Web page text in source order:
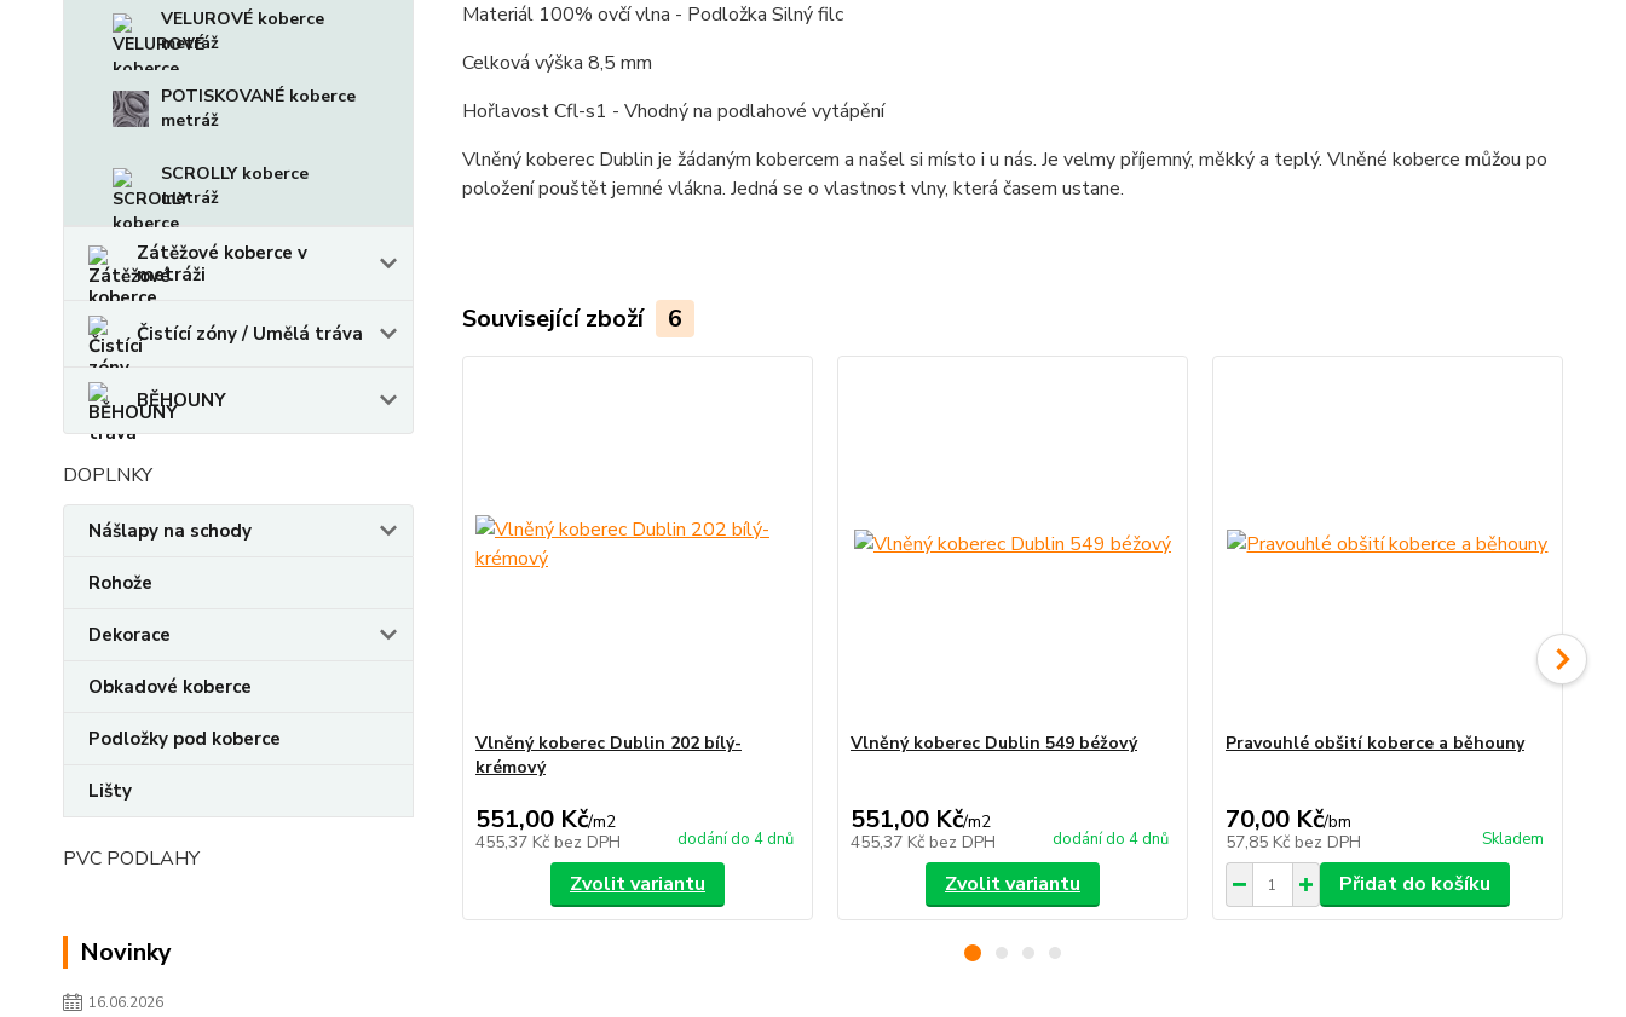
VELUROVÉ koberce
metráž
POTISKOVANÉ koberce
metráž
SCROLLY koberce
metráž
Zátěžové koberce v
metráži
Čistící zóny / Umělá tráva
BĚHOUNY
DOPLNKY
Nášlapy na schody
Rohože
Dekorace
Obkadové koberce
Podložky pod koberce
Lišty
PVC PODLAHY
Novinky
16.06.2026
Materiál 100% ovčí vlna - Podložka Silný filc
Celková výška 8,5 mm
Hořlavost Cfl-s1 - Vhodný na podlahové vytápění
Vlněný koberec Dublin je žádaným kobercem a našel si místo i u nás. Je velmy příjemný, měkký a teplý. Vlněné koberce můžou po
položení pouštět jemné vlákna. Jedná se o vlastnost vlny, která časem ustane.
Související zboží 6
Vlněný koberec Dublin 202 bílý-
krémový
551,00 Kč/m2
455,37 Kč bez DPH dodání do 4 dnů
Zvolit variantu
Vlněný koberec Dublin 549 béžový
551,00 Kč/m2
455,37 Kč bez DPH dodání do 4 dnů
Zvolit variantu
Pravouhlé obšití koberce a běhouny
70,00 Kč/bm
57,85 Kč bez DPH Skladem
Přidat do košíku